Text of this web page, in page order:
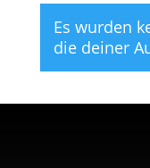
Es wurden
die deiner